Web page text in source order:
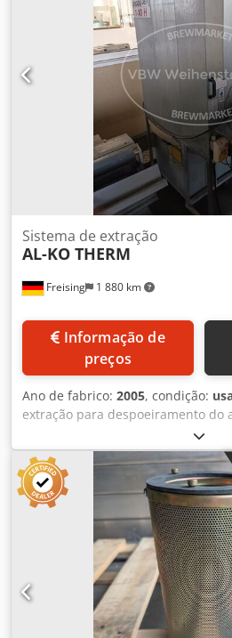
Freising 1 880 km
Sistema de extração
AL-KO THERM
preços
Ano de fabrico: 2005, condição:
extração para despoeiramento do
aciona uma roda de ventilador,
negativa. O ar é sugado para o
do bocal de aspiração e
filtrantes. O ar tratado é então
Anszgczhe Isha Acessório da
oficina Vazão nominal: 1400 m³/h,
m³/h Potência: 2,2 kW Corrente: 5
Frequência: 50 Hz Estrutura base:
Equipamento: bocal de aspiração
(categoria C el. conforme); motor